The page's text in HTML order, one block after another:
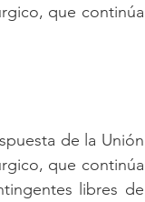
que continúa
de la Unión
que continúa
libres de